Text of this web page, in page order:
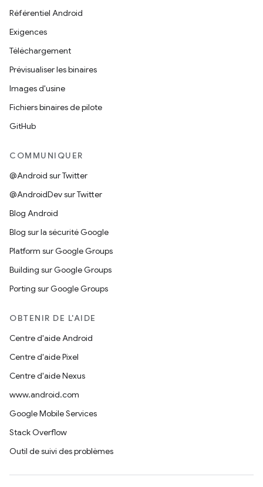
Référentiel Android
Exigences
Téléchargement
Prévisualiser les binaires
Images d'usine
Fichiers binaires de pilote
GitHub
COMMUNIQUER
@Android sur Twitter
@AndroidDev sur Twitter
Blog Android
Blog sur la sécurité Google
Platform sur Google Groups
Building sur Google Groups
Porting sur Google Groups
OBTENIR DE L'AIDE
Centre d'aide Android
Centre d'aide Pixel
Centre d'aide Nexus
www.android.com
Google Mobile Services
Stack Overflow
Outil de suivi des problèmes